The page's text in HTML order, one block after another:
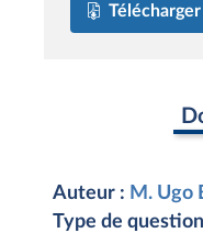
Auteur : M. Ugo
Type de